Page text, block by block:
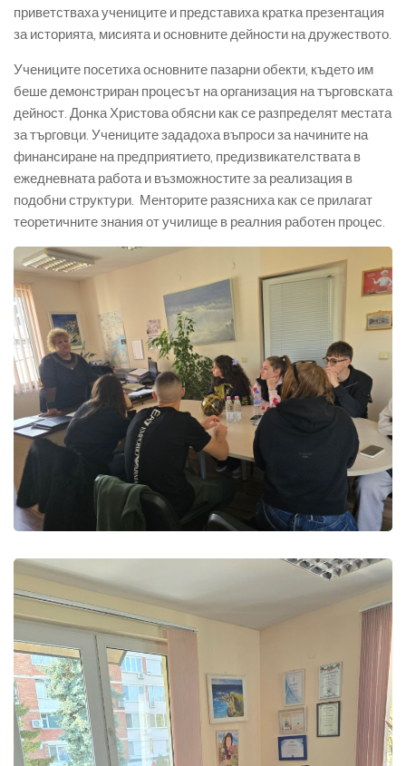
приветстваха учениците и представиха кратка презентация
за историята, мисията и основните дейности на дружеството.
Учениците посетиха основните пазарни обекти, където им
беше демонстриран процесът на организация на търговската
дейност. Донка Христова обясни как се разпределят местата
за търговци. Учениците зададоха въпроси за начините на
финансиране на предприятието, предизвикателствата в
ежедневната работа и възможностите за реализация в
подобни структури. Менторите разясниха как се прилагат
теоретичните знания от училище в реалния работен процес.